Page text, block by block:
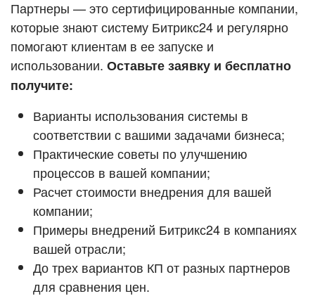
ВХОД
ВХОД
Смотреть видеокейсы
Партнеры — это сертифицированные компании,
которые знают систему Битрикс24 и регулярно
помогают клиентам в ее запуске и
использовании. Оставьте заявку и бесплатно
получите:
Варианты использования системы в
соответствии с вашими задачами бизнеса;
Практические советы по улучшению
процессов в вашей компании;
Расчет стоимости внедрения для вашей
компании;
Примеры внедрений Битрикс24 в компаниях
вашей отрасли;
До трех вариантов КП от разных партнеров
для сравнения цен.